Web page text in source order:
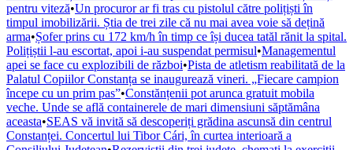
pentru viteză•Un procuror ar fi tras cu pistolul către polițiști în
timpul imobilizării. Știa de trei zile că nu mai avea voie să dețină
arma•Șofer prins cu 172 km/h în timp ce își ducea tatăl rănit la spital.
Polițiștii l-au escortat, apoi i-au suspendat permisul•Managementul
apei se face cu explozibili de război•Pista de atletism reabilitată de la
Palatul Copiilor Constanța se inaugurează vineri. „Fiecare campion
începe cu un prim pas”•Constănțenii pot arunca gratuit mobila
veche. Unde se află containerele de mari dimensiuni săptămâna
aceasta•SEAS vă invită să descoperiți grădina ascunsă din centrul
Constanței. Concertul lui Tibor Cári, în curtea interioară a